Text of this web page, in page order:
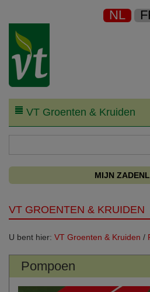
NL
VT Groenten & Kruiden
MIJN
VT GROENTEN & KRUIDEN
U bent hier: VT Groenten & Kruiden /
Pompoen